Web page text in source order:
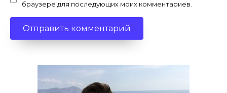
браузере для последующих моих комментариев.